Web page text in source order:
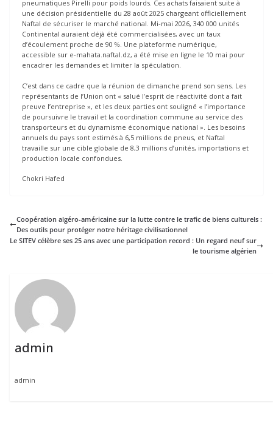
pneumatiques Pirelli pour poids lourds. Ces achats faisaient suite à
une décision présidentielle du 28 août 2025 chargeant officiellement
Naftal de sécuriser le marché national. Mi-mai 2026, 340 000 unités
Continental auraient déjà été commercialisées, avec un taux
d’écoulement proche de 90 %. Une plateforme numérique,
accessible sur e-mahata.naftal.dz, a été mise en ligne le 10 mai pour
encadrer les demandes et limiter la spéculation.
C’est dans ce cadre que la réunion de dimanche prend son sens. Les
représentants de l’Union ont « salué l’esprit de réactivité dont a fait
preuve l’entreprise », et les deux parties ont souligné « l’importance
de poursuivre le travail et la coordination commune au service des
transporteurs et du dynamisme économique national ». Les besoins
annuels du pays sont estimés à 6,5 millions de pneus, et Naftal
travaille sur une cible globale de 8,3 millions d’unités, importations et
production locale confondues.
Chokri Hafed
Coopération algéro-américaine sur la lutte contre le trafic de biens culturels :
Des outils pour protéger notre héritage civilisationnel
Le SITEV célèbre ses 25 ans avec une participation record : Un regard neuf sur
le tourisme algérien
admin
admin